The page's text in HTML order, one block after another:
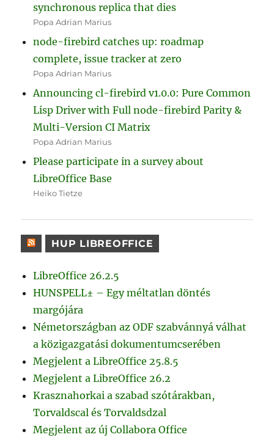
synchronous replica that dies
Popa Adrian Marius
node-firebird catches up: roadmap
complete, issue tracker at zero
Popa Adrian Marius
Announcing cl-firebird v1.0.0: Pure Common
Lisp Driver with Full node-firebird Parity &
Multi-Version CI Matrix
Popa Adrian Marius
Please participate in a survey about
LibreOffice Base
Heiko Tietze
HUP LIBREOFFICE
LibreOffice 26.2.5
HUNSPELL± – Egy méltatlan döntés
margójára
Németországban az ODF szabvánnyá válhat
a közigazgatási dokumentumcserében
Megjelent a LibreOffice 25.8.5
Megjelent a LibreOffice 26.2
Krasznahorkai a szabad szótárakban,
Torvaldscal és Torvaldsdzal
Megjelent az új Collabora Office